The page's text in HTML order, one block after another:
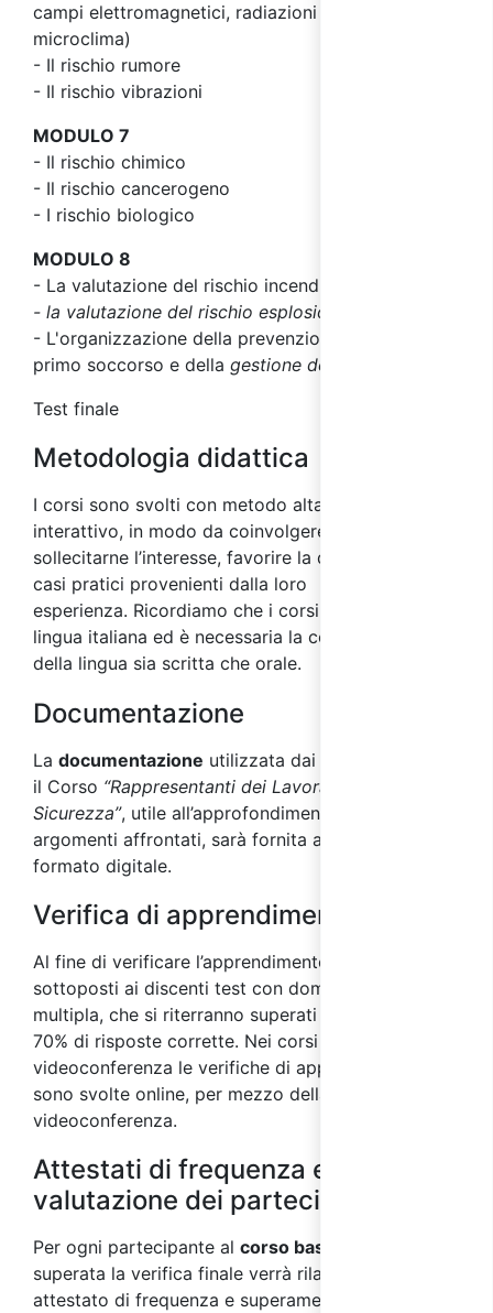
campi elettromagnetici, radiazioni ottico artificiali,
microclima)
- Il rischio rumore
- Il rischio vibrazioni
MODULO 7
- Il rischio chimico
- Il rischio cancerogeno
- I rischio biologico
MODULO 8
- La valutazione del rischio incendio
- la valutazione del rischio esplosione
- L'organizzazione della prevenzione incendi, del
primo soccorso e della gestione delle emergenze
Test finale
Metodologia didattica
I corsi sono svolti con metodo altamente
interattivo, in modo da coinvolgere gli allievi,
sollecitarne l’interesse, favorire la discussione su
casi pratici provenienti dalla loro
esperienza. Ricordiamo che i corsi si tengono in
lingua italiana ed è necessaria la comprensione
della lingua sia scritta che orale.
Documentazione
La documentazione utilizzata dai docenti durante
il Corso “Rappresentanti dei Lavoratori per la
Sicurezza”, utile all’approfondimento degli
argomenti affrontati, sarà fornita ai partecipanti in
formato digitale.
Verifica di apprendimento
Al fine di verificare l’apprendimento, saranno
sottoposti ai discenti test con domande a risposta
multipla, che si riterranno superati con almeno il
70% di risposte corrette. Nei corsi svolti in
videoconferenza le verifiche di apprendimento
sono svolte online, per mezzo della piattaforma di
videoconferenza.
Attestati di frequenza e
valutazione dei partecipanti
Per ogni partecipante al corso base per RLS
superata la verifica finale verrà rilasciato un
attestato di frequenza e superamento del test